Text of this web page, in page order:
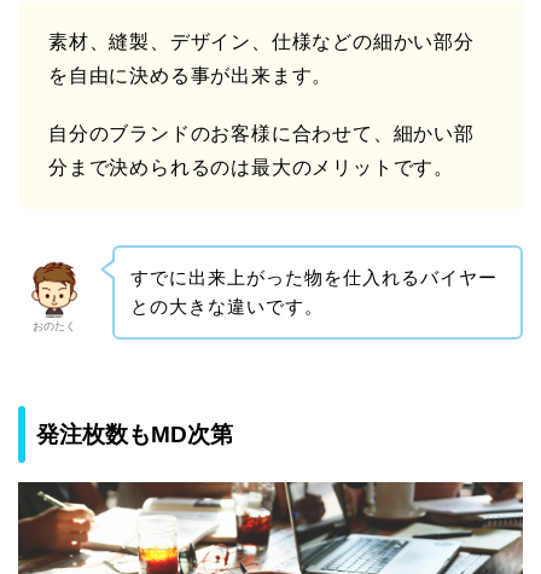
素材、縫製、デザイン、仕様などの細かい部分
を自由に決める事が出来ます。
自分のブランドのお客様に合わせて、細かい部
分まで決められるのは最大のメリットです。
おのたく
すでに出来上がった物を仕入れるバイヤー
との大きな違いです。
発注枚数もMD次第